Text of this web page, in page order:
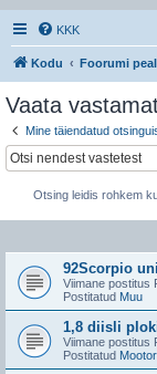
KKK
Kodu Foorumi
Vaata
Mine täiendatud
Otsing leidis rohkem
92Scorpio
Viimane postitus
Postitatud Muu
1,8 diisli
Viimane postitus
Postitatud Mootor